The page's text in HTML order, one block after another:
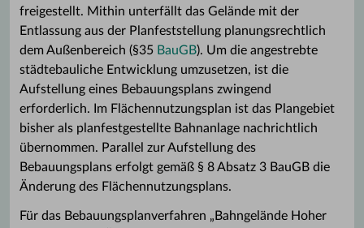
freigestellt. Mithin unterfällt das Gelände mit der
Entlassung aus der Planfeststellung planungsrechtlich
dem Außenbereich (§35 BauGB). Um die angestrebte
städtebauliche Entwicklung umzusetzen, ist die
Aufstellung eines Bebauungsplans zwingend
erforderlich. Im Flächennutzungsplan ist das Plangebiet
bisher als planfestgestellte Bahnanlage nachrichtlich
übernommen. Parallel zur Aufstellung des
Bebauungsplans erfolgt gemäß § 8 Absatz 3 BauGB die
Änderung des Flächennutzungsplans.
Für das Bebauungsplanverfahren „Bahngelände Hoher